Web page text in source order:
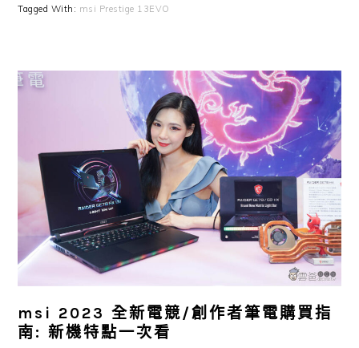
Tagged With: msi Prestige 13EVO
msi 2023 全新電競/創作者筆電購買指
南: 新機特點一次看